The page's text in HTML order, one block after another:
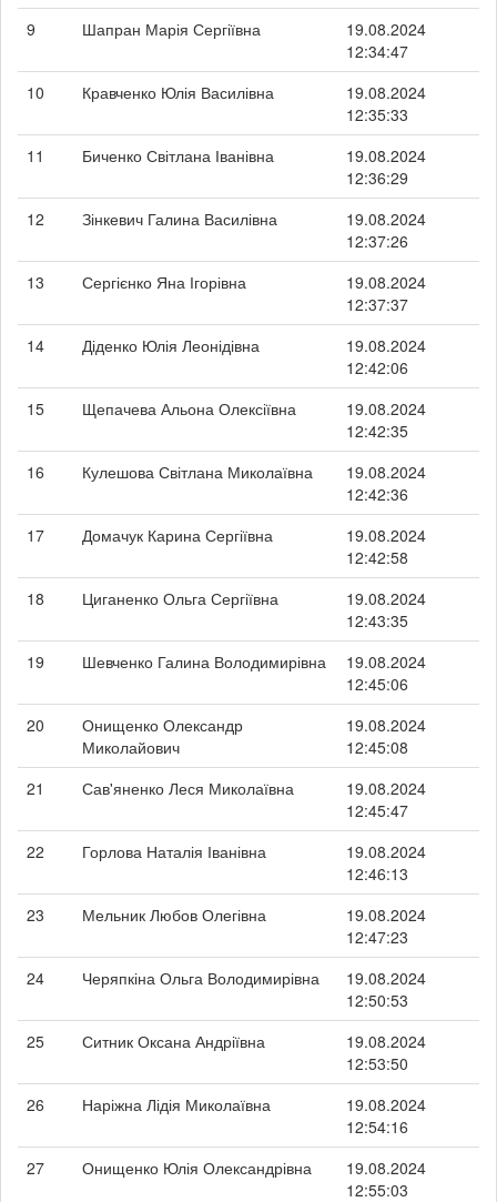
9
Шапран Марія Сергіївна
19.08.2024
12:34:47
10
Кравченко Юлія Василівна
19.08.2024
12:35:33
11
Биченко Світлана Іванівна
19.08.2024
12:36:29
12
Зінкевич Галина Василівна
19.08.2024
12:37:26
13
Сергієнко Яна Ігорівна
19.08.2024
12:37:37
14
Діденко Юлія Леонідівна
19.08.2024
12:42:06
15
Щепачева Альона Олексіївна
19.08.2024
12:42:35
16
Кулешова Світлана Миколаївна
19.08.2024
12:42:36
17
Домачук Карина Сергіївна
19.08.2024
12:42:58
18
Циганенко Ольга Сергіївна
19.08.2024
12:43:35
19
Шевченко Галина Володимирівна
19.08.2024
12:45:06
20
Онищенко Олександр
Миколайович
19.08.2024
12:45:08
21
Сав'яненко Леся Миколаївна
19.08.2024
12:45:47
22
Горлова Наталія Іванівна
19.08.2024
12:46:13
23
Мельник Любов Олегівна
19.08.2024
12:47:23
24
Черяпкіна Ольга Володимирівна
19.08.2024
12:50:53
25
Ситник Оксана Андріївна
19.08.2024
12:53:50
26
Наріжна Лідія Миколаївна
19.08.2024
12:54:16
27
Онищенко Юлія Олександрівна
19.08.2024
12:55:03